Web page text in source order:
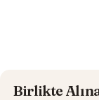
Birlikte